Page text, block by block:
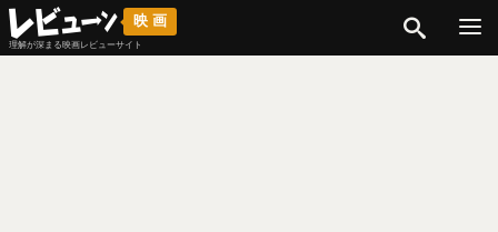
映画
理解が深まる映画レビューサイト